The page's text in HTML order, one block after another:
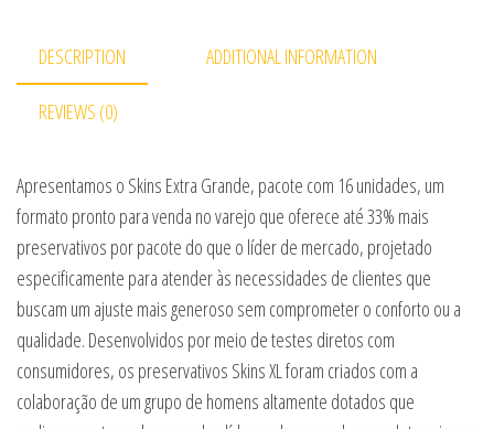
DESCRIPTION ADDITIONAL INFORMATION
REVIEWS (0)
Apresentamos o Skins Extra Grande, pacote com 16 unidades, um
formato pronto para venda no varejo que oferece até 33% mais
preservativos por pacote do que o líder de mercado, projetado
especificamente para atender às necessidades de clientes que
buscam um ajuste mais generoso sem comprometer o conforto ou a
qualidade. Desenvolvidos por meio de testes diretos com
consumidores, os preservativos Skins XL foram criados com a
colaboração de um grupo de homens altamente dotados que